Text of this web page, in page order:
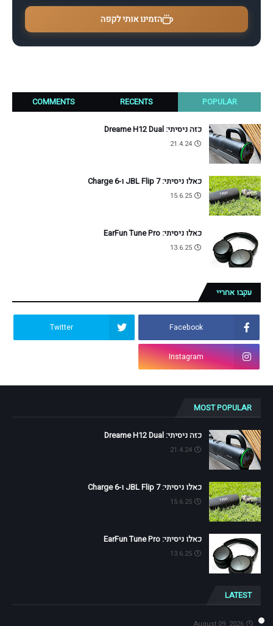
הזמינו אותי לקפה
POPULAR
RECENTS
COMMENTS
כזה ניסיתי: Dreame H12 Dual
21.4.24
כאלו ניסיתי: JBL Flip 7 ו-Charge 6
15.6.25
כאלו ניסיתי: EarFun Tune Pro
13.6.25
עקבו אחריי
Facebook
Twitter
Instagram
MOST POPULAR
כזה ניסיתי: Dreame H12 Dual
21.4.24
כאלו ניסיתי: JBL Flip 7 ו-Charge 6
15.6.25
כאלו ניסיתי: EarFun Tune Pro
13.6.25
LATEST
August 09, 2026